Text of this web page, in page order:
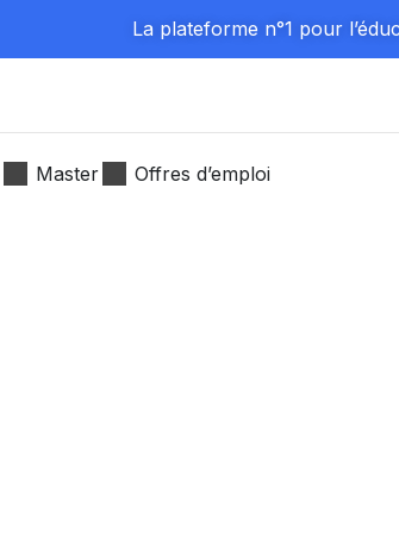
La plateforme n°1 pour
Master Offres d’emploi